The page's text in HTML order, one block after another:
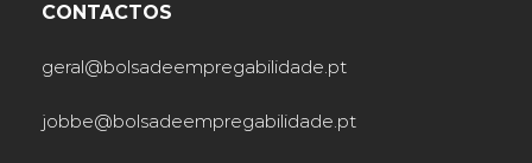
CONTACTOS
geral@bolsadeempregabilidade.pt
jobbe@bolsadeempregabilidade.pt